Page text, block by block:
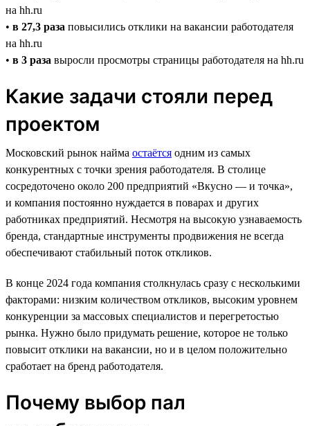
на hh.ru
• в 27,3 раза повысились отклики на вакансии работодателя
на hh.ru
• в 3 раза выросли просмотры страницы работодателя на hh.ru
Какие задачи стояли перед
проектом
Московский рынок найма остаётся одним из самых
конкурентных с точки зрения работодателя. В столице
сосредоточено около 200 предприятий «Вкусно — и точка»,
и компания постоянно нуждается в поварах и других
работниках предприятий. Несмотря на высокую узнаваемость
бренда, стандартные инструменты продвижения не всегда
обеспечивают стабильный поток откликов.
В конце 2024 года компания столкнулась сразу с несколькими
факторами: низким количеством откликов, высоким уровнем
конкуренции за массовых специалистов и перегретостью
рынка. Нужно было придумать решение, которое не только
повысит отклики на вакансии, но и в целом положительно
сработает на бренд работодателя.
Почему выбор пал